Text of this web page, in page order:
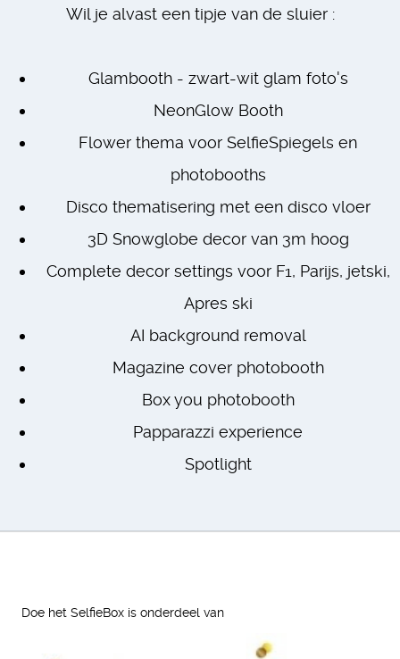
Wil je alvast een tipje van de sluier :
Glambooth - zwart-wit glam foto's
NeonGlow Booth
Flower thema voor SelfieSpiegels en
photobooths
Disco thematisering met een disco vloer
3D Snowglobe decor van 3m hoog
Complete decor settings voor F1, Parijs, jetski,
Apres ski
AI background removal
Magazine cover photobooth
Box you photobooth
Papparazzi experience
Spotlight
Doe het SelfieBox is onderdeel van